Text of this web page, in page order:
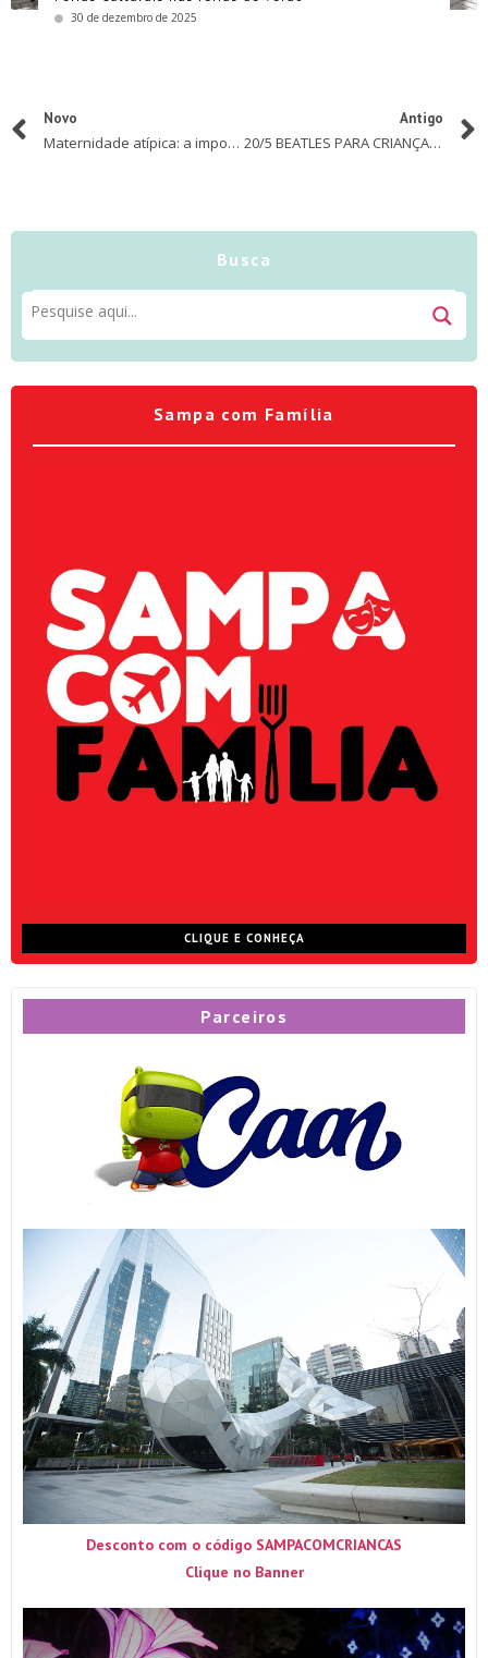
30 de dezembro de 2025
Novo
Maternidade atípica: a importância do cuidado com as mães que cuidam
Antigo
20/5 BEATLES PARA CRIANÇAS TEATRO J SAFRA
Busca
Sampa com Família
CLIQUE E CONHEÇA
Parceiros
Desconto com o código SAMPACOMCRIANCAS
Clique no Banner